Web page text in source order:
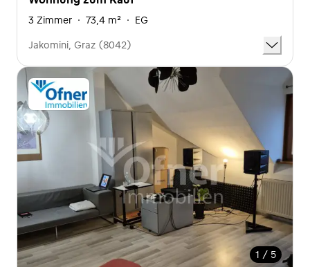
3 Zimmer · 73,4 m² · EG
Jakomini, Graz (8042)
1 / 5